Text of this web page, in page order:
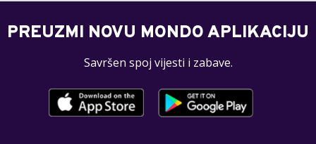
PREUZMI NOVU MONDO APLIKACIJU
Savršen spoj vijesti i zabave.